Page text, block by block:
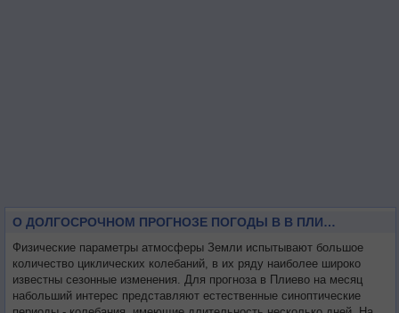
О ДОЛГОСРОЧНОМ ПРОГНОЗЕ ПОГОДЫ В В ПЛИЕВО НА МЕСЯЦ
Физические параметры атмосферы Земли испытывают большое
количество циклических колебаний, в их ряду наиболее широко
известны сезонные изменения. Для прогноза в Плиево на месяц
набольший интерес представляют естественные синоптические